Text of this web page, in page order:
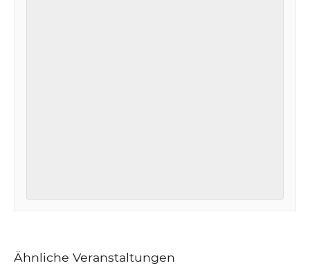
Ähnliche Veranstaltungen